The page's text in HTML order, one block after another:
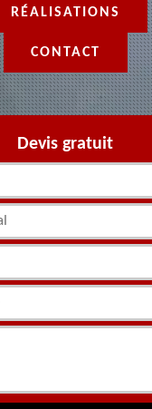
RÉALISATIONS
CONTACT
Devis gratuit